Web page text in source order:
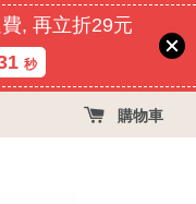
, 再立折29元
秒
購物車